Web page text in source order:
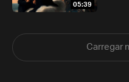
05:39
Carregar